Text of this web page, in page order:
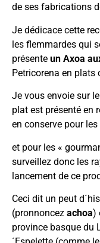
de ses fabrications
Je dédicace cette
les flemmardes qui
présente un Axoa
Petricorena en
Je vous envoie sur
plat est présenté en
en conserve pour
et pour les «
surveillez donc les
lancement de ce
Ceci dit un peut
(pronnoncez achoa)
province basque du